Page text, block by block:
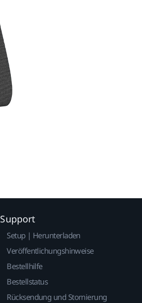
Support
Setup | Herunterladen
Veröffentlichungshinweise
Bestellhilfe
Bestellstatus
Rücksendung und Stornierung